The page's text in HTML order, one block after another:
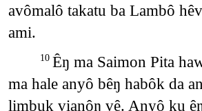
avômalô takatu ba Lambô
ami.
10 Êŋ ma Saimon Pita
ma hale anyô bêŋ habôk da
limbuk vianôŋ vê. Anyô ku